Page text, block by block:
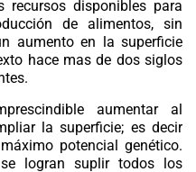
recursos disponibles para
de alimentos, sin
aumento en la superficie
hace mas de dos siglos
aumentar al
la superficie; es decir
potencial genético.
logran suplir todos los